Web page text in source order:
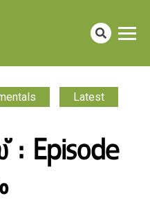
Latest
Episode